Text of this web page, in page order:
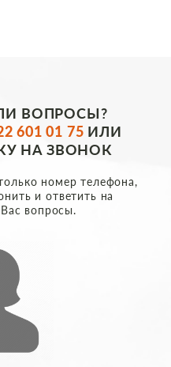
ВОПРОСЫ?
601 01 75 ИЛИ
НА ЗВОНОК
номер телефона,
и ответить на
вопросы.